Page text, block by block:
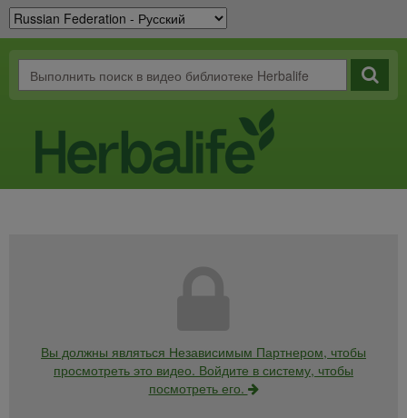
Вы должны являться Независимым Партнером, чтобы
просмотреть это видео. Войдите в систему, чтобы
посмотреть его.